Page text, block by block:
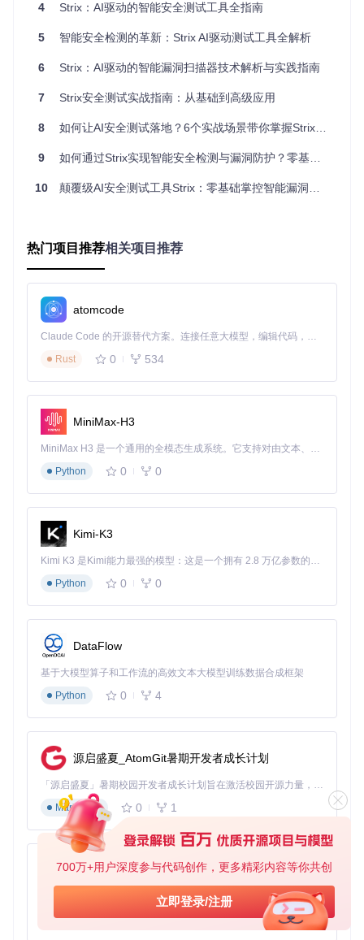
700万+用户深度参与代码创作，更多精彩内容等你共创
立即登录/注册
解代码意图"的下一代安全检测能力。其核心优势在于能够识
被传统工具忽略。
企业级应用场景与风险评估框架
典型业务场景解析
某电商平台在黑盒测试中未发现异常，但Strix通过分析订单创
建流程，识别出允许负数数量商品添加的业务逻辑漏洞（CWE
-1284），该漏洞可能导致用户通过构造请求获取负金额订
Strix安全测试界面展示订单漏洞检测结果
图1：Strix检测到电商平台订单系统中的负价格漏洞，显示漏
洞详情、CVSS评分及影响范围
场景二：企业SaaS应用权限控制审计
对某客户关系管理系统进行检测时，Strix发现其API层存在水
用户数据。工具自动生成了包含PoC代码的修复建议，帮助开
某金融科技公司将Strix集成至GitLab CI流程，实现代码提交后
自动触发安全扫描。通过自定义规则配置，重点检测支付相关
Strix采用基于CVSS 3.1标准的风险评估模型，结合业务影响
实现漏洞优先级排序：
技术维度：基础分数由CVSS评分决定（0-10分）
0）
可利用性：评估漏洞被实际利用的可能性（0.5-1.5）
最终风险值 = 技术分数 × 业务权重 × 可利用性系数，据此将
漏洞分为：
紧急（>10分）：24小时内修复
高风险（7-10分）：3个工作日内修复
实施步骤：从环境配置到报告分析
环境准备与安装
# 克隆项目仓库
git clone
cd
strix
# 使用Poetry安装依赖
poetry install --no-dev
# 激活虚拟环境
4 Strix：AI驱动的智能安全测试工具全指南
5 智能安全检测的革新：Strix AI驱动测试工具全解析
6 Strix：AI驱动的智能漏洞扫描器技术解析与实践指南
7 Strix安全测试实战指南：从基础到高级应用
8 如何让AI安全测试落地？6个实战场景带你掌握Strix智能漏洞检测
9 如何通过Strix实现智能安全检测与漏洞防护？零基础入门实战指南
10 颠覆级AI安全测试工具Strix：零基础掌控智能漏洞扫描全流程
热门项目推荐相关项目推荐
atomcode
Claude Code 的开源替代方案。连接任意大模型，编辑代码，运行命令，自动验证 — 全自动执行。用 Rust 构建，极致性能。 ｜ An open-source alternative to Claude Code. Connect any LLM, edit code, run commands, and verify changes — autonomously. Built in Rust for speed. Get Started
Rust
0 534
MiniMax-H3
MiniMax H3 是一个通用的全模态生成系统。它支持对由文本、图像、视频和音频组成的多模态上下文进行统一理解，并能生成分辨率高达 2K、时长可达 15 秒的带原生立体声音频的视频。得益于面向任务泛化的系统设计，H3 在预训练阶段就已具备广泛的多模态上下文理解与生成能力，能够出色地执行复杂的多模态指令。
Python
0 0
Kimi-K3
Kimi K3 是Kimi能力最强的模型：这是一个拥有 2.8 万亿参数的混合专家（MoE）模型，具备原生视觉理解能力，并支持 100 万 token 的上下文窗口。
Python
0 0
DataFlow
基于大模型算子和工作流的高效文本大模型训练数据合成框架
Python
0 4
源启盛夏_AtomGit暑期开发者成长计划
「源启盛夏」暑期校园开发者成长计划旨在激活校园开源力量，通过积分激励、认证扶持、资源倾斜等形式，引导高校组织和开发者完成「入驻 — 建项目 — 做贡献 — 获认证 — 得资源」的完整闭环。无论你是想带领社团入驻平台的组织者，还是希望用代码贡献证明自己的开发者，都能在这里找到属于你的成长路径。
Markdown
0 1
py-xiaozhi
基于Python的Xiaozhi AI，适用于想要完整Xiaozhi体验而无需拥有专用硬件的用户。
Python
0 1